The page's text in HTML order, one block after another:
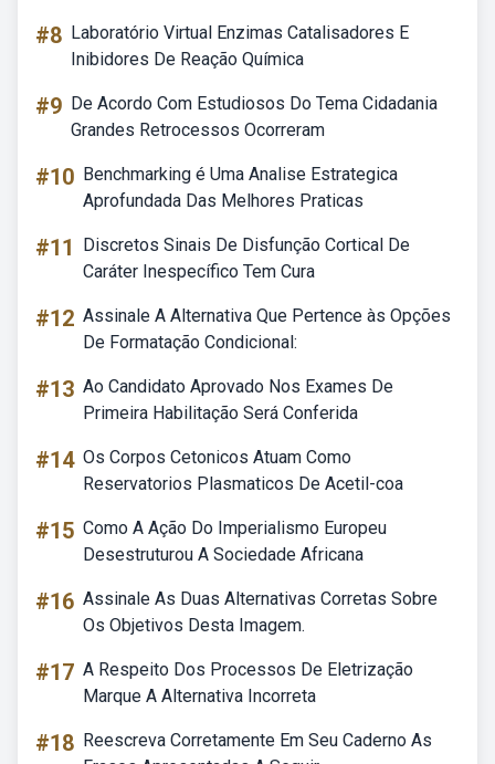
#8 Laboratório Virtual Enzimas Catalisadores E
Inibidores De Reação Química
#9 De Acordo Com Estudiosos Do Tema Cidadania
Grandes Retrocessos Ocorreram
#10 Benchmarking é Uma Analise Estrategica
Aprofundada Das Melhores Praticas
#11
Discretos Sinais De Disfunção Cortical De
Caráter Inespecífico Tem Cura
#12 Assinale A Alternativa Que Pertence às Opções
De Formatação Condicional:
#13 Ao Candidato Aprovado Nos Exames De
Primeira Habilitação Será Conferida
#14 Os Corpos Cetonicos Atuam Como
Reservatorios Plasmaticos De Acetil-coa
#15 Como A Ação Do Imperialismo Europeu
Desestruturou A Sociedade Africana
#16 Assinale As Duas Alternativas Corretas Sobre
Os Objetivos Desta Imagem.
#17 A Respeito Dos Processos De Eletrização
Marque A Alternativa Incorreta
#18 Reescreva Corretamente Em Seu Caderno As